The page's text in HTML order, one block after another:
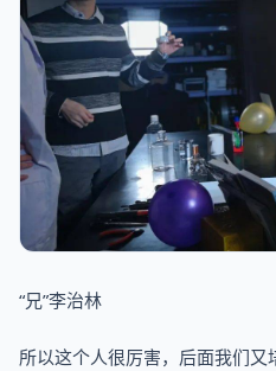
“兄”李治林
所以这个人很厉害，后面我们